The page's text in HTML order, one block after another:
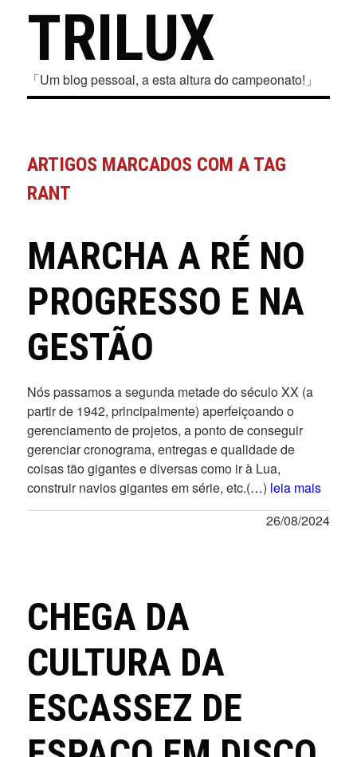
TRILUX
「Um blog pessoal, a esta altura do campeonato!」
ARTIGOS MARCADOS COM A TAG
RANT
MARCHA A RÉ NO
PROGRESSO E NA
GESTÃO
Nós passamos a segunda metade do século XX (a
partir de 1942, principalmente) aperfeiçoando o
gerenciamento de projetos, a ponto de conseguir
gerenciar cronograma, entregas e qualidade de
coisas tão gigantes e diversas como ir à Lua,
construir navios gigantes em série, etc.(…) leia mais
26/08/2024
CHEGA DA
CULTURA DA
ESCASSEZ DE